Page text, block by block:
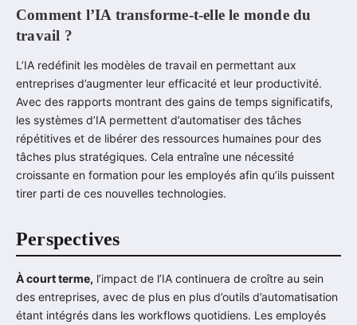
Comment l’IA transforme-t-elle le monde du
travail ?
L’IA redéfinit les modèles de travail en permettant aux
entreprises d’augmenter leur efficacité et leur productivité.
Avec des rapports montrant des gains de temps significatifs,
les systèmes d’IA permettent d’automatiser des tâches
répétitives et de libérer des ressources humaines pour des
tâches plus stratégiques. Cela entraîne une nécessité
croissante en formation pour les employés afin qu’ils puissent
tirer parti de ces nouvelles technologies.
Perspectives
À court terme, l’impact de l’IA continuera de croître au sein
des entreprises, avec de plus en plus d’outils d’automatisation
étant intégrés dans les workflows quotidiens. Les employés